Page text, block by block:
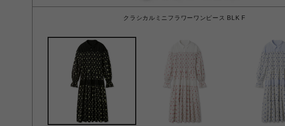
クラシカルミニフラワーワンピース BLK F